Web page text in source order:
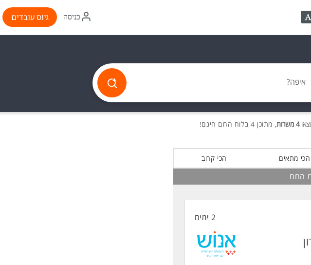
איקון
התחברות
כניסה גיוס עובדים
איפה?
4 משרות , מתוכן 4 בלוח החם חינם!
הכי מתאים הכי קרוב
החם
2 ימים